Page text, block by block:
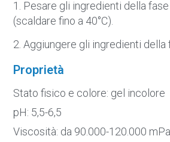
1. Pesare gli ingredienti della
(scaldare fino a 40°C).
2. Aggiungere gli ingredienti
Proprietà
Stato fisico e colore: gel incolore
pH: 5,5-6,5
Viscosità: da 90.000-120.000